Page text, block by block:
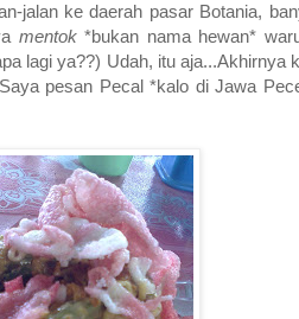
jalan ke daerah pasar Botania,
mentok*bukan nama hewan*
lagi ya??) Udah, itu
pesan Pecal *kalo di Jawa